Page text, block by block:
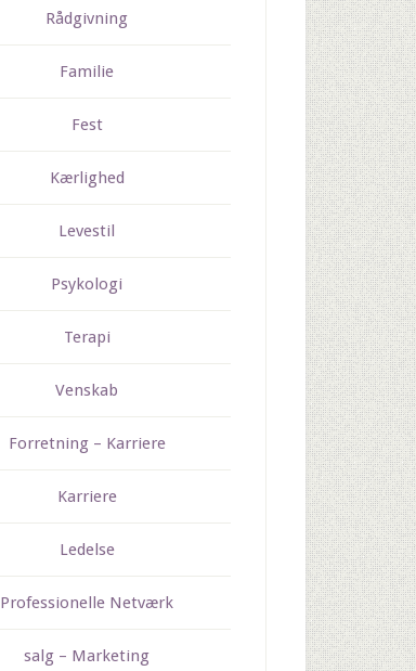
Rådgivning
Familie
Fest
Kærlighed
Levestil
Psykologi
Terapi
Venskab
Forretning – Karriere
Karriere
Ledelse
Professionelle Netværk
salg – Marketing